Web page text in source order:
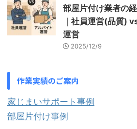
部屋片付け業者の
｜社員運営(品質)
運営
2025/12/9
作業実績のご案内
家じまいサポート事例
部屋片付け事例